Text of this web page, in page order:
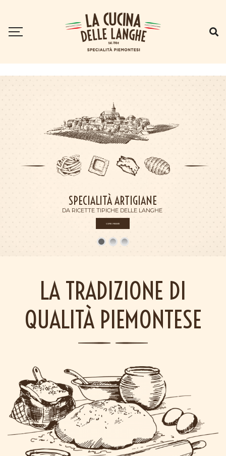
DA RICETTE TIPICHE DELLE LANGHE
SPECIALITÀ ARTIGIANE
SCOPRI I PRODOTTI
LA TRADIZIONE DI
QUALITÀ PIEMONTESE